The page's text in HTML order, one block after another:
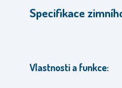
Specifikace
Vlastnosti a funkce: